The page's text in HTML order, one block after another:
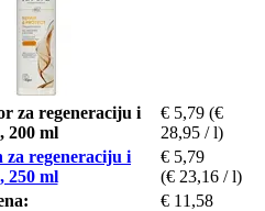
za regeneraciju i
200 ml
€ 5,79 (€
28,95 / l)
za regeneraciju i
250 ml
€ 5,79
(€ 23,16 / l)
€ 11,58